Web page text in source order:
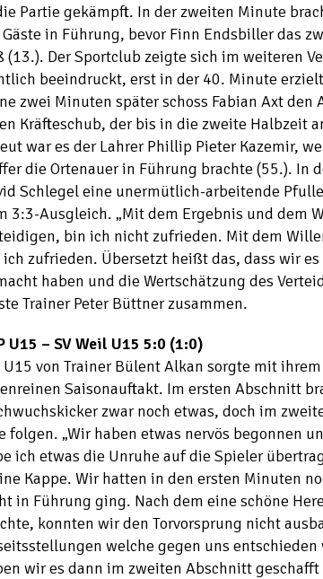
Partie gekämpft. In der zweiten Minute
in Führung, bevor Finn Endsbiller das
(13.). Der Sportclub zeigte sich im weiteren
beeindruckt, erst in der 40. Minute
zwei Minuten später schoss Fabian Axt
Kräfteschub, der bis in die zweite Halbzeit
war es der Lahrer Phillip Pieter Kazemir,
die Ortenauer in Führung brachte (55.). In
Schlegel eine unermütlich-arbeitende
3:3-Ausgleich. „Mit dem Ergebnis und dem
bin ich nicht zufrieden. Mit dem
zufrieden. Übersetzt heißt das, dass wir
haben und die Wertschätzung des
Trainer Peter Büttner zusammen.
U15 – SV Weil U15 5:0 (1:0)
U15 von Trainer Bülent Alkan sorgte mit
Saisonauftakt. Im ersten Abschnitt
zwar noch etwas, doch im
folgen. „Wir haben etwas nervös begonnen
ich etwas die Unruhe auf die Spieler
Kappe. Wir hatten in den ersten Minuten
in Führung ging. Nach dem eine schöne
konnten wir den Torvorsprung nicht
welche gegen uns
wir es dann im zweiten Abschnitt